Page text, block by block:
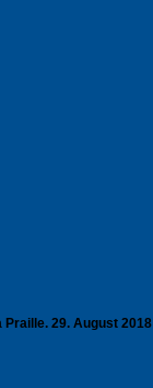
29. August 2018